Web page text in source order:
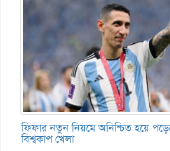
ফিফার নতুন নিয়মে অনিশ্চিত হয়ে
বিশ্বকাপ খেলা